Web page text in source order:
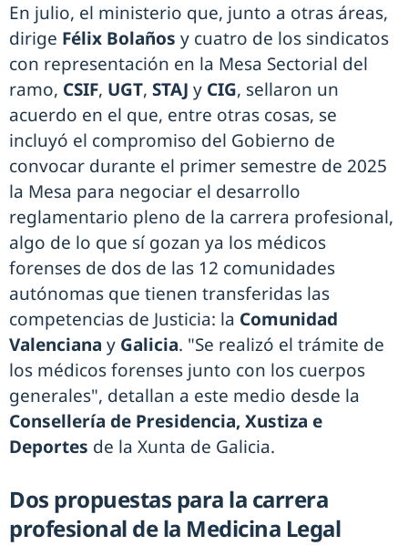
En julio, el ministerio que, junto a otras áreas,
dirige Félix Bolaños y cuatro de los sindicatos
con representación en la Mesa Sectorial del
ramo, CSIF, UGT, STAJ y CIG, sellaron un
acuerdo en el que, entre otras cosas, se
incluyó el compromiso del Gobierno de
convocar durante el primer semestre de 2025
la Mesa para negociar el desarrollo
reglamentario pleno de la carrera profesional,
algo de lo que sí gozan ya los médicos
forenses de dos de las 12 comunidades
autónomas que tienen transferidas las
competencias de Justicia: la Comunidad
Valenciana y Galicia. "Se realizó el trámite de
los médicos forenses junto con los cuerpos
generales", detallan a este medio desde la
Consellería de Presidencia, Xustiza e
Deportes de la Xunta de Galicia.
Dos propuestas para la carrera
profesional de la Medicina Legal